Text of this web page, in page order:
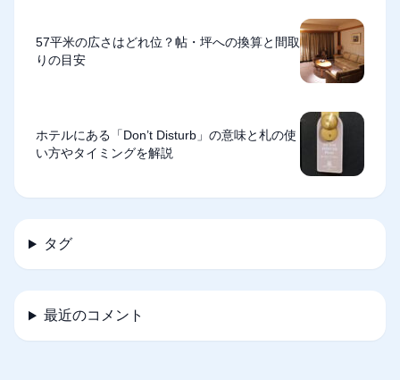
57平米の広さはどれ位？帖・坪への換算と間取
りの目安
ホテルにある「Don’t Disturb」の意味と札の使
い方やタイミングを解説
タグ
最近のコメント